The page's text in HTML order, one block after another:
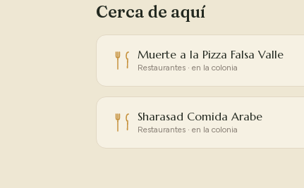
Cerca de aquí
Muerte a la Pizza Falsa Valle
Restaurantes · en la colonia
Sharasad Comida Arabe
Restaurantes · en la colonia